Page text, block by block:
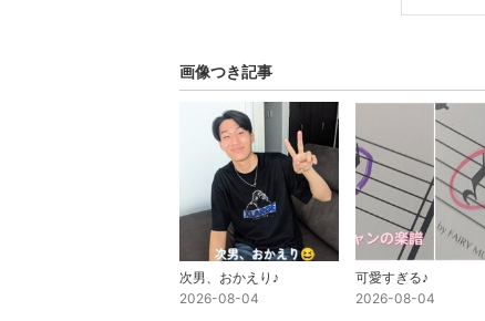
画像つき記事
次男、おかえり♪
2026-08-04
可愛すぎる♪
2026-08-04